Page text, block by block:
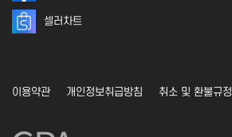
셀러차트
이용약관 개인정보취급방침 취소 및 환불규정